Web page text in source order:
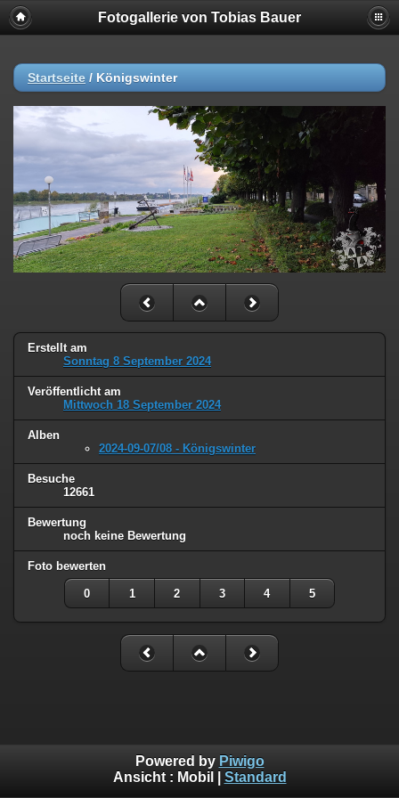
Fotogallerie von Tobias Bauer
Startseite / Königswinter
Erstellt am
Sonntag 8 September 2024
Veröffentlicht am
Mittwoch 18 September 2024
Alben
2024-09-07/08 - Königswinter
Besuche
12661
Bewertung
noch keine Bewertung
Foto bewerten
0 1 2 3 4 5
Powered by Piwigo
Ansicht : Mobil Standard